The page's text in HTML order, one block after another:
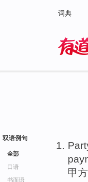
词典
双语例句
全部
口语
书面语
甲方